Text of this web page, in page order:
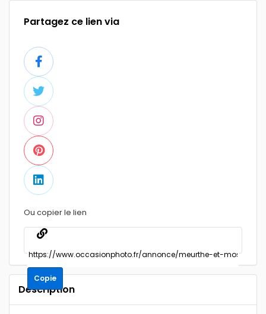
Partagez ce lien via
Ou copier le lien
Copie
Description